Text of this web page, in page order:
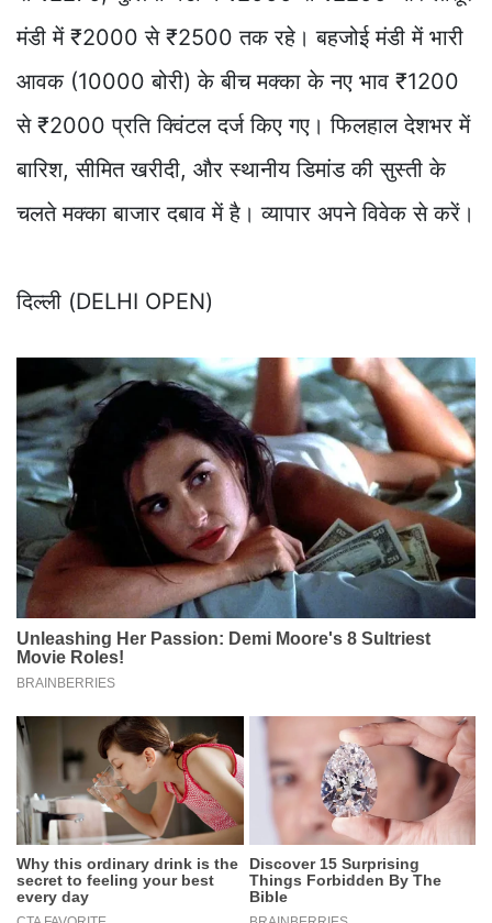
मंडी में ₹2000 से ₹2500 तक रहे। बहजोई मंडी में भारी
आवक (10000 बोरी) के बीच मक्का के नए भाव ₹1200
से ₹2000 प्रति क्विंटल दर्ज किए गए। फिलहाल देशभर में
बारिश, सीमित खरीदी, और स्थानीय डिमांड की सुस्ती के
चलते मक्का बाजार दबाव में है। व्यापार अपने विवेक से करें।
दिल्ली (DELHI OPEN)